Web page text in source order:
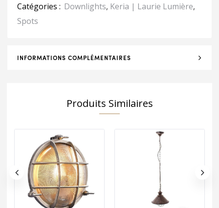
Catégories : Downlights, Keria | Laurie Lumière,
Spots
INFORMATIONS COMPLÉMENTAIRES
Produits Similaires